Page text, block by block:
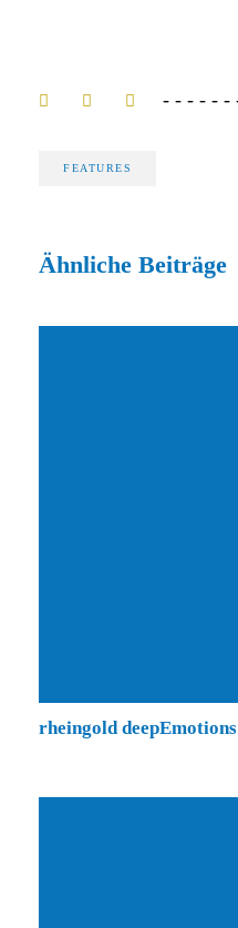
FEATURES
Ähnliche Beiträge
rheingold deepEmotions